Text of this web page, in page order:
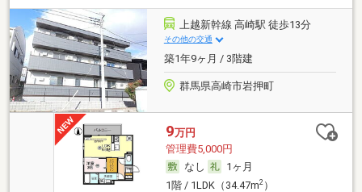
上越新幹線 高崎駅 徒歩13分
その他の交通
築1年9ヶ月 / 3階建
群馬県高崎市岩押町
9万円
管理費5,000円
なし
1ヶ月
1階 / 1LDK（34.47m2）